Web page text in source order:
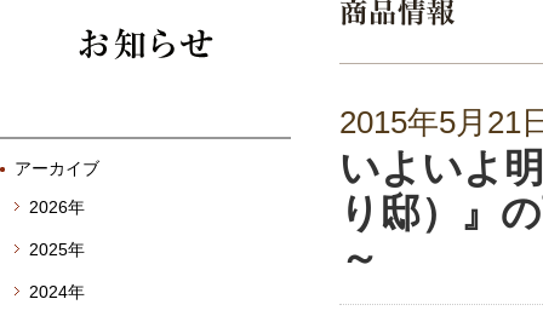
2015年5月21
いよいよ
り邸）』
～
アーカイブ
2026年
2025年
2024年